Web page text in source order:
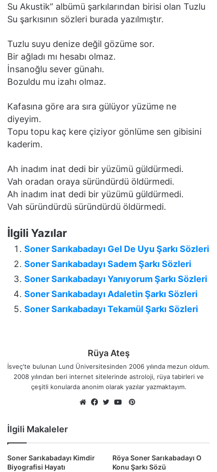
Su Akustik” albümü şarkılarından birisi olan Tuzlu
Su şarkısının sözleri burada yazılmıştır.
Tuzlu suyu denize değil gözüme sor.
Bir ağladı mı hesabı olmaz.
İnsanoğlu sever günahı.
Bozuldu mu izahı olmaz.
Kafasına göre ara sıra gülüyor yüzüme ne
diyeyim.
Topu topu kaç kere çiziyor gönlüme sen gibisini
kaderim.
Ah inadım inat dedi bir yüzümü güldürmedi.
Vah oradan oraya süründürdü öldürmedi.
Ah inadım inat dedi bir yüzümü güldürmedi.
Vah süründürdü süründürdü öldürmedi.
İlgili Yazılar
Soner Sarıkabadayı Gel De Uyu Şarkı Sözleri
Soner Sarıkabadayı Sadem Şarkı Sözleri
Soner Sarıkabadayı Yanıyorum Şarkı Sözleri
Soner Sarıkabadayı Adaletin Şarkı Sözleri
Soner Sarıkabadayı Tekamül Şarkı Sözleri
Rüya Ateş
İsveç'te bulunan Lund Üniversitesinden 2006 yılında mezun oldum.
2008 yılından beri internet sitelerinde astroloji, rüya tabirleri ve
çeşitli konularda anonim olarak yazılar yazmaktayım.
Pinterest
İlgili Makaleler
Soner Sarıkabadayı Kimdir
Biyografisi Hayatı
Röya Soner Sarıkabadayı O
Konu Şarkı Sözü